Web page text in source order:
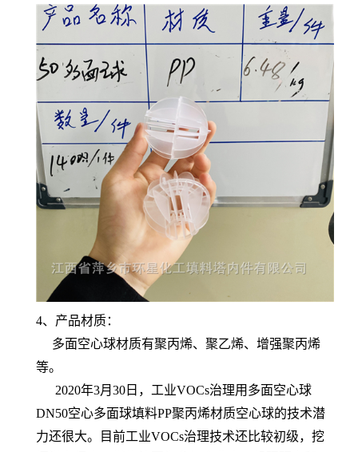
4、产品材质：
多面空心球材质有聚丙烯、聚乙烯、增强聚丙烯
等。
2020年3月30日，工业VOCs治理用多面空心球
DN50空心多面球填料PP聚丙烯材质空心球的技术潜
力还很大。目前工业VOCs治理技术还比较初级，挖